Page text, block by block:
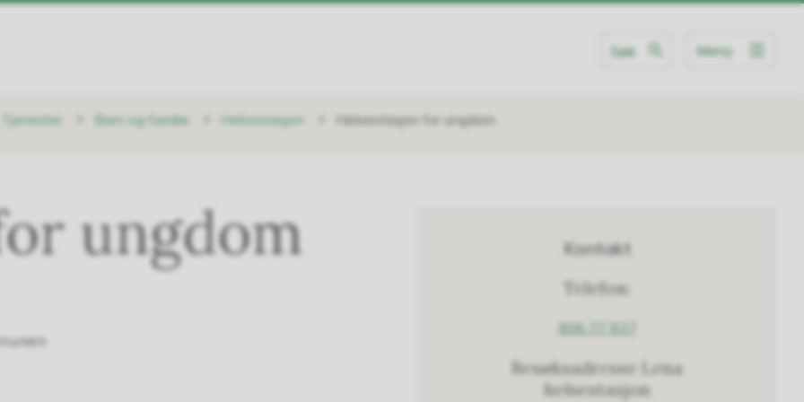
Søk Meny
Tjenester Barn og familie Helsestasjon Helsestasjon for ungdom
ungdom
Kontakt
Telefon:
906 77 837
Besøksadresse Lena
helsestasjon